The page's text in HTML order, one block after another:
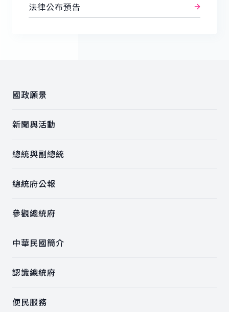
法律公布預告
國政願景
新聞與活動
總統與副總統
總統府公報
參觀總統府
中華民國簡介
認識總統府
便民服務